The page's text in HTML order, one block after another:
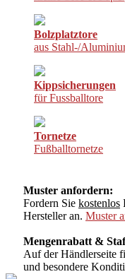
Bolzplatztore
aus Stahl-/
Kippsicherungen
für Fussballtore
Tornetze
Fußballtornetze
Muster anfordern:
Fordern Sie kostenlos
Hersteller an. Muster
Mengenrabatt &
Auf der Händlerseite
und besondere